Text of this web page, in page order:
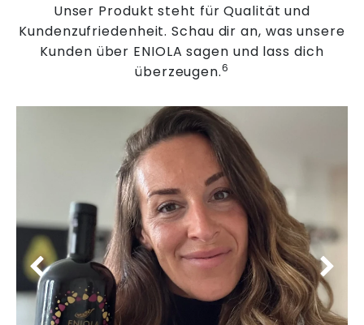
Unser Produkt steht für Qualität und
Kundenzufriedenheit. Schau dir an, was unsere
Kunden über ENIOLA sagen und lass dich
überzeugen.6